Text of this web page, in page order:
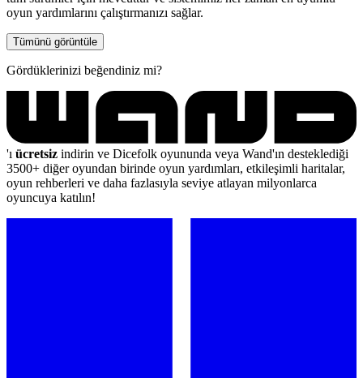
oyun yardımlarını çalıştırmanızı sağlar.
Tümünü görüntüle
Gördüklerinizi beğendiniz mi?
'ı ücretsiz indirin ve Dicefolk oyununda veya Wand'ın desteklediği
3500+ diğer oyundan birinde oyun yardımları, etkileşimli haritalar,
oyun rehberleri ve daha fazlasıyla seviye atlayan milyonlarca
oyuncuya katılın!